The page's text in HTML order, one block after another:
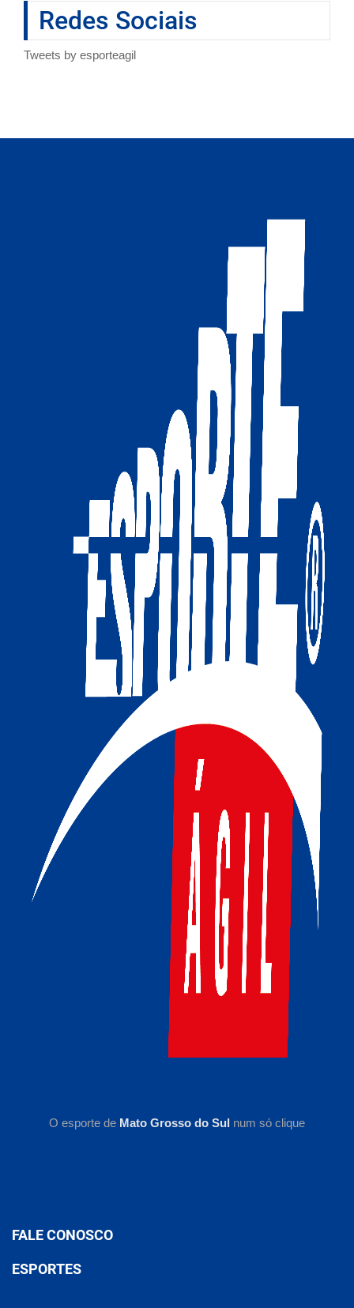
Redes Sociais
Tweets by esporteagil
O esporte de Mato Grosso do Sul num só clique
FALE CONOSCO
ESPORTES